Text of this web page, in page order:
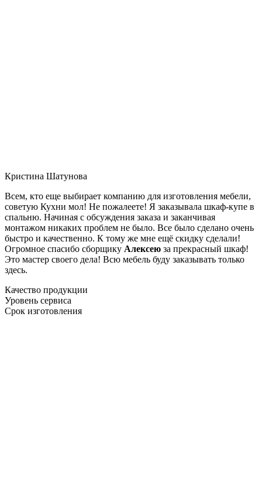
Кристина Шатунова
Всем, кто еще выбирает компанию для изготовления мебели,
советую Кухни мол! Не пожалеете! Я заказывала шкаф-купе в
спальню. Начиная с обсуждения заказа и заканчивая
монтажом никаких проблем не было. Все было сделано очень
быстро и качественно. К тому же мне ещё скидку сделали!
Огромное спасибо сборщику Алексею за прекрасный шкаф!
Это мастер своего дела! Всю мебель буду заказывать только
здесь.
Качество продукции
Уровень сервиса
Срок изготовления